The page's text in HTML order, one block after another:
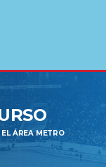
ÁREA METRO